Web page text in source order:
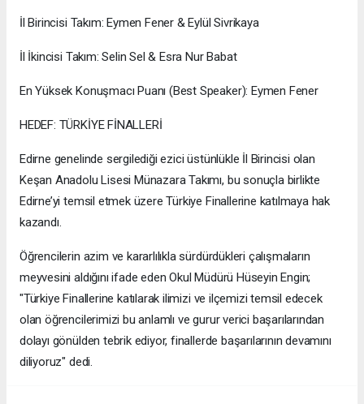
İl Birincisi Takım: Eymen Fener & Eylül Sivrikaya
İl İkincisi Takım: Selin Sel & Esra Nur Babat
En Yüksek Konuşmacı Puanı (Best Speaker): Eymen Fener
HEDEF: TÜRKİYE FİNALLERİ
Edirne genelinde sergilediği ezici üstünlükle İl Birincisi olan
Keşan Anadolu Lisesi Münazara Takımı, bu sonuçla birlikte
Edirne’yi temsil etmek üzere Türkiye Finallerine katılmaya hak
kazandı.
Öğrencilerin azim ve kararlılıkla sürdürdükleri çalışmaların
meyvesini aldığını ifade eden Okul Müdürü Hüseyin Engin;
"Türkiye Finallerine katılarak ilimizi ve ilçemizi temsil edecek
olan öğrencilerimizi bu anlamlı ve gurur verici başarılarından
dolayı gönülden tebrik ediyor, finallerde başarılarının devamını
diliyoruz" dedi.